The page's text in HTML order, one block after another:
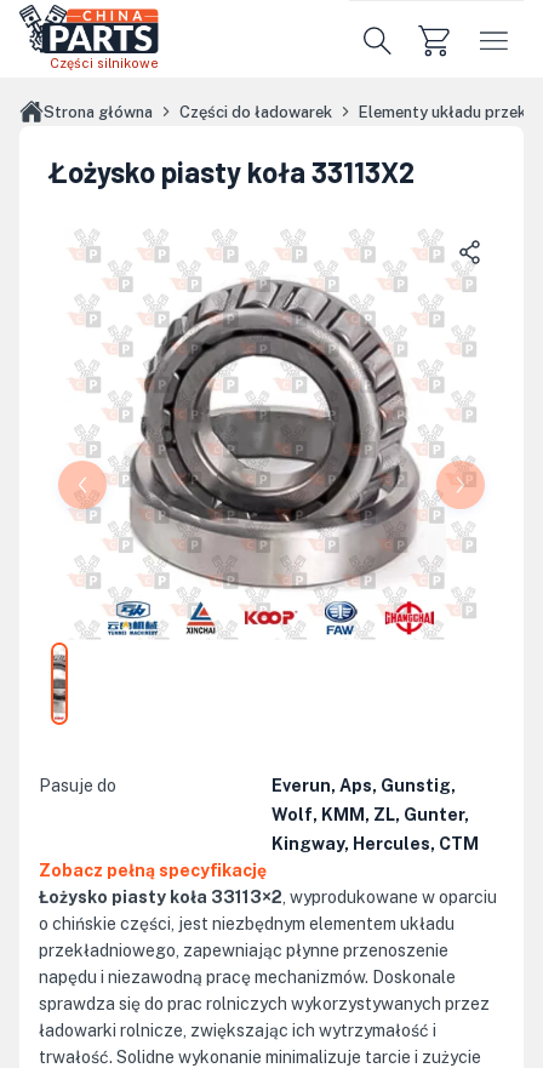
Przejdź do treści głównej
Części silnikowe
Strona główna Części do ładowarek Elementy układu
Łożysko piasty koła 33113X2
Pasuje do
Everun, Aps, Gunstig,
Wolf, KMM, ZL, Gunter,
Kingway, Hercules, CTM
Zobacz pełną specyfikację
Łożysko piasty koła 33113×2 , wyprodukowane w oparciu
o chińskie części, jest niezbędnym elementem układu
przekładniowego, zapewniając płynne przenoszenie
napędu i niezawodną pracę mechanizmów. Doskonale
sprawdza się do prac rolniczych wykorzystywanych przez
ładowarki rolnicze, zwiększając ich wytrzymałość i
trwałość. Solidne wykonanie minimalizuje tarcie i zużycie